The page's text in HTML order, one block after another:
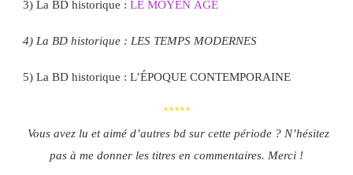
3) La BD historique : LE MOYEN ÂGE
4) La BD historique : LES TEMPS MODERNES
5) La BD historique : L’ÉPOQUE CONTEMPORAINE
*****
Vous avez lu et aimé d’autres bd sur cette période ? N’hésitez
pas à me donner les titres en commentaires. Merci !